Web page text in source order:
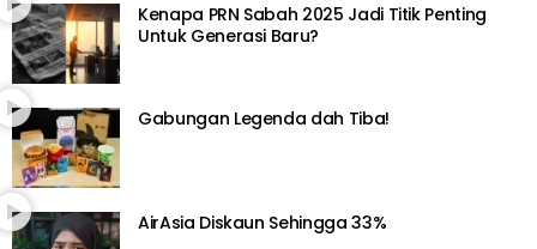
Kenapa PRN Sabah 2025 Jadi Titik Penting
Untuk Generasi Baru?
Gabungan Legenda dah Tiba!
AirAsia Diskaun Sehingga 33%